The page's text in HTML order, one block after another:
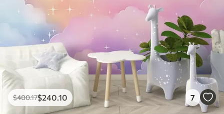
$400.17$240 .10 7